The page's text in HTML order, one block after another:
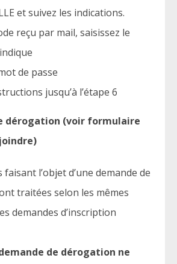
et suivez les indications.
reçu par mail, saisissez le
de passe
jusqu’à l’étape 6
dérogation (voir formulaire
l’objet d’une demande de
traitées selon les mêmes
demandes d’inscription
de dérogation ne